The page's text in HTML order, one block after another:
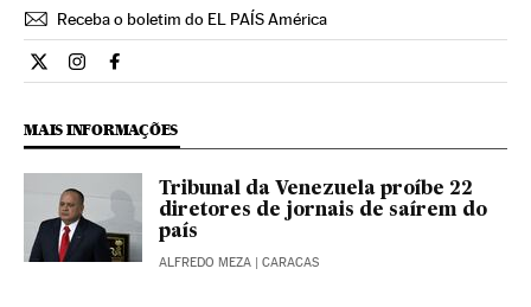
Receba o boletim do EL PAÍS América
Opiniao El País Brasil en Twitter
Opiniao El País Brasil en Instagram
Opiniao El País Brasil en Facebook
MAIS INFORMAÇÕES
Tribunal da Venezuela proíbe 22
diretores de jornais de saírem do
país
ALFREDO MEZA | CARACAS